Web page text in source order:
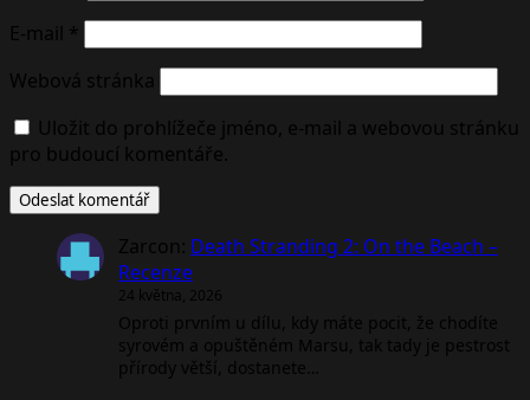
E-mail *
Webová stránka
Uložit do prohlížeče jméno, e-mail a webovou stránku
pro budoucí komentáře.
Zarcon: Death Stranding 2: On the Beach –
Recenze
24 května, 2026
Oproti prvním u dílu, kdy máte pocit, že chodíte
syrovém a opuštěném Marsu, tak tady je pestrost
přírody větší, dostanete…